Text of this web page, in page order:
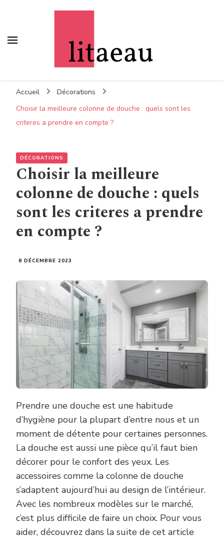
Accueil
Décorations
Choisir la meilleure colonne de douche : quels sont les
criteres a prendre en compte ?
DÉCORATIONS
Choisir la meilleure
colonne de douche : quels
sont les criteres a prendre
en compte ?
8 DÉCEMBRE 2023
Prendre une douche est une habitude
d’hygiène pour la plupart d’entre nous et un
moment de détente pour certaines personnes.
La douche est aussi une pièce qu’il faut bien
décorer pour le confort des yeux. Les
accessoires comme la colonne de douche
s’adaptent aujourd’hui au design de l’intérieur.
Avec les nombreux modèles sur le marché,
c’est plus difficile de faire un choix. Pour vous
aider, découvrez dans la suite de cet article